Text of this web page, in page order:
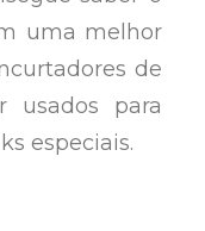
uma melhor
de
usados para
especiais.